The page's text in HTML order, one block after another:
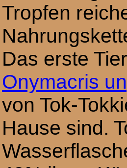
Tropfen
Das erste
Onymacris
von Tok-
Hause sind.